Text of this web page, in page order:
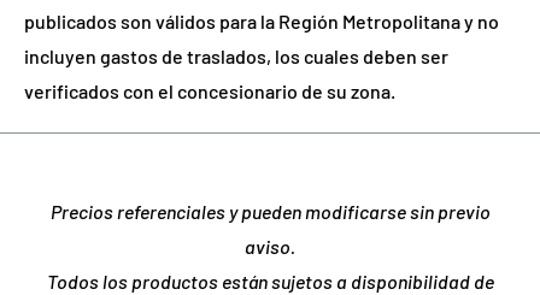
publicados son válidos para la Región Metropolitana y no
incluyen gastos de traslados, los cuales deben ser
verificados con el concesionario de su zona.
Precios referenciales y pueden modificarse sin previo
aviso.
Todos los productos están sujetos a disponibilidad de